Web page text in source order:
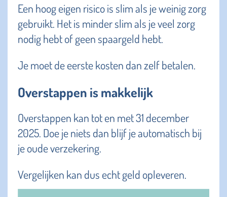
Een hoog eigen risico is slim als je weinig zorg
gebruikt. Het is minder slim als je veel zorg
nodig hebt of geen spaargeld hebt.
Je moet de eerste kosten dan zelf betalen.
Overstappen is makkelijk
Overstappen kan tot en met 31 december
2025. Doe je niets dan blijf je automatisch bij
je oude verzekering.
Vergelijken kan dus echt geld opleveren.